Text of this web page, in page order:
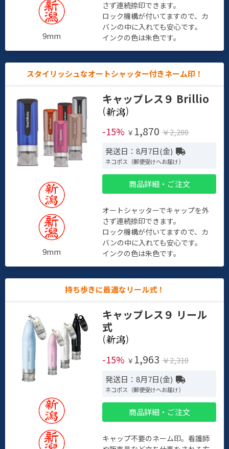
9mm
さず連続捺印できます。
ロック機構が付いてますので、カ
バンの中に入れても安心です。
インクの色は朱色です。
スタイリッシュなオートシャッター付きネーム印！
9mm
キャップレス９ Brillio
(
)
-15% ￥ 1,870 ￥2,200
発送日：8月7日(金)
ネコポス（郵便受けへお届け）
商品詳細・ご注文
オートシャッターでキャップを外
さず連続捺印できます。
ロック機構が付いてますので、カ
バンの中に入れても安心です。
インクの色は朱色です。
持ち歩きに最適なリール式！
キャップレス９ リール
式
(
)
-15% ￥ 1,963 ￥2,310
発送日：8月7日(金)
ネコポス（郵便受けへお届け）
商品詳細・ご注文
キャップ不要のネーム印。看護師